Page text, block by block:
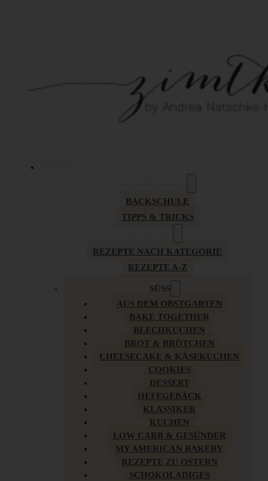
BACKSCHULE
TIPPS & TRICKS
REZEPTE NACH KATEGORIE
REZEPTE A-Z
SÜSS
AUS DEM OBSTGARTEN
BAKE TOGETHER
BLECHKUCHEN
BROT & BRÖTCHEN
CHEESECAKE & KÄSEKUCHEN
COOKIES
DESSERT
HEFEGEBÄCK
KLASSIKER
KUCHEN
LOW CARB & GESÜNDER
MY AMERICAN BAKERY
REZEPTE ZU OSTERN
SCHOKOLADIGES